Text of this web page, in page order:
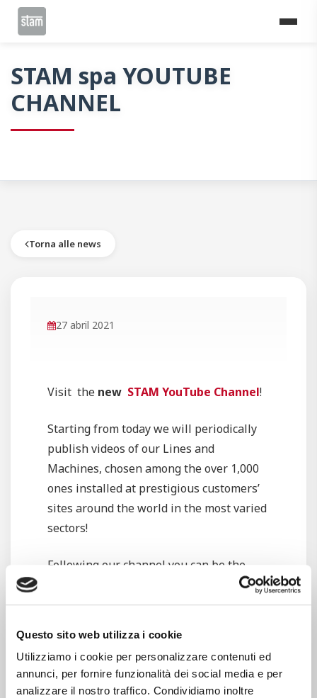
Questo sito web utilizza i cookie
Utilizziamo i cookie per personalizzare contenuti ed
annunci, per fornire funzionalità dei social media e per
analizzare il nostro traffico. Condividiamo inoltre
Home
STAM spa YOUTUBE
CHANNEL
Torna alle news
27 abril 2021
Visit the new STAM YouTube Channel!
Starting from today we will periodically
publish videos of our Lines and
Machines, chosen among the over 1,000
ones installed at prestigious customers’
sites around the world in the most varied
sectors!
Following our channel you can be the
Condividi: